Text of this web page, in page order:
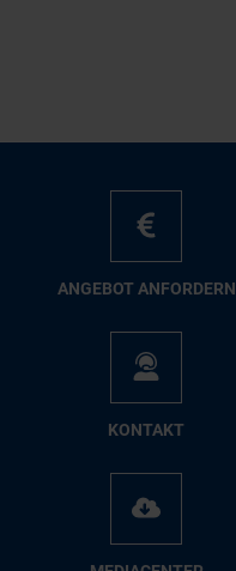
AN­GE­BOT AN­FOR­DERN
KON­TAKT